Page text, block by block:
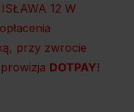
12 W
przy zwrocie
DOTPAY!